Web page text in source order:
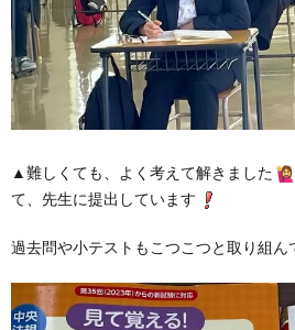
▲難しくても、よく考えて解きました
て、先生に提出しています
過去問や小テストもこつこつと取り組ん